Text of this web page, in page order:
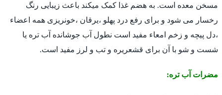
مسخن معده است. به هضم غذا کمک میکند باعث زیبایی رنگ
رخسار می شود و برای رفع درد پهلو ،یرقان ،خونریزی همه اعضاء
،دل پیچه و زخم امعاء مفید است نطول آب جوشانده آب تره یا
شست و شو با آن برای قشعریره و تب و لرز مفید است.
مضرات آب تره: